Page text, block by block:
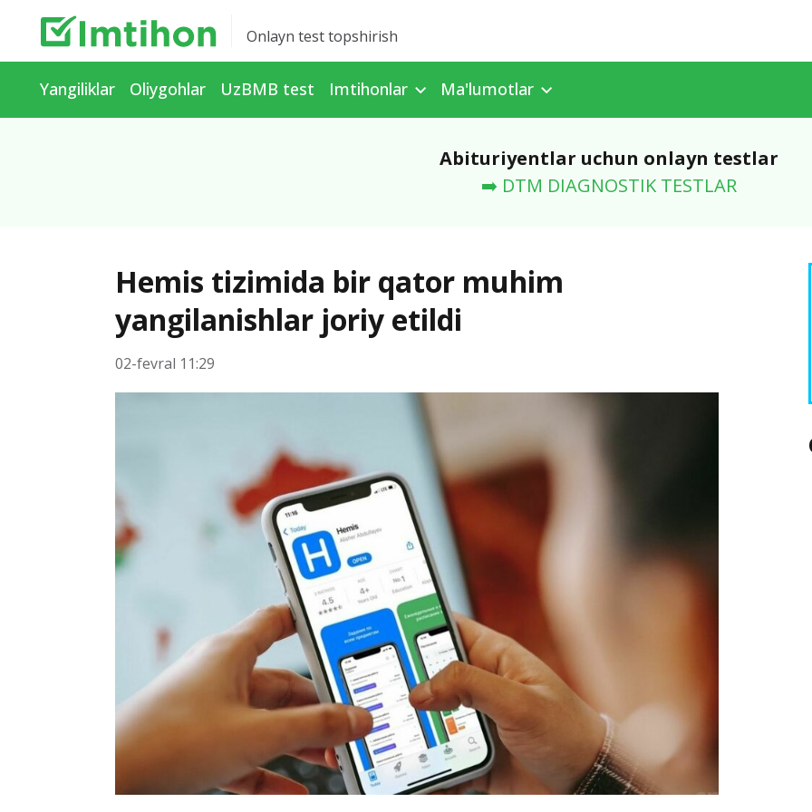
Onlayn test topshirish
Yangiliklar Oliygohlar UzBMB test Imtihonlar Ma'lumotlar
Abituriyentlar uchun onlayn testlar
➡️ DTM DIAGNOSTIK TESTLAR
Hemis tizimida bir qator muhim
yangilanishlar joriy etildi
02-fevral 11:29